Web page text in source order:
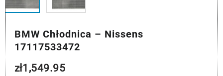
BMW Chłodnica – Nissens
17117533472
zł1,549.95